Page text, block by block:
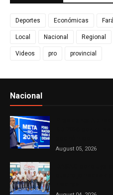
Deportes Económicas
Local Nacional Regional
Videos pro provincial
Nacional
August 05, 2026